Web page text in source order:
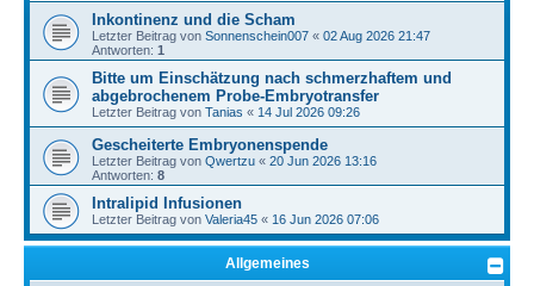
Inkontinenz und die Scham
Letzter Beitrag von Sonnenschein007 « 02 Aug 2026 21:47
Antworten: 1
Bitte um Einschätzung nach schmerzhaftem und
abgebrochenem Probe-Embryotransfer
Letzter Beitrag von Tanias « 14 Jul 2026 09:26
Gescheiterte Embryonenspende
Letzter Beitrag von Qwertzu « 20 Jun 2026 13:16
Antworten: 8
Intralipid Infusionen
Letzter Beitrag von Valeria45 « 16 Jun 2026 07:06
Allgemeines